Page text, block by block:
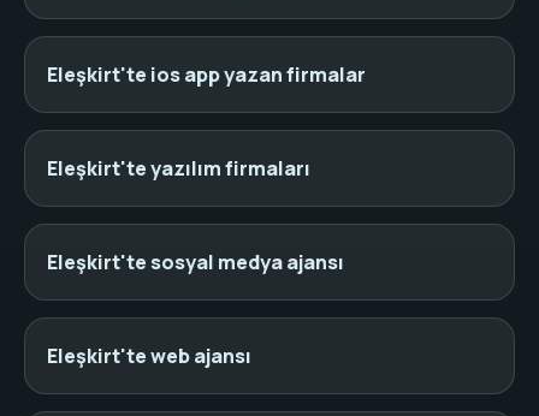
Eleşkirt'te ios app yazan firmalar
Eleşkirt'te yazılım firmaları
Eleşkirt'te sosyal medya ajansı
Eleşkirt'te web ajansı